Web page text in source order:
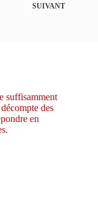
SUIVANT
suffisamment
des
en